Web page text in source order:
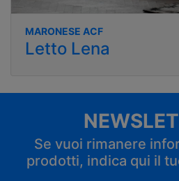
MARONESE ACF
Letto Lena
Se vuoi rimanere
prodotti, indica qui il